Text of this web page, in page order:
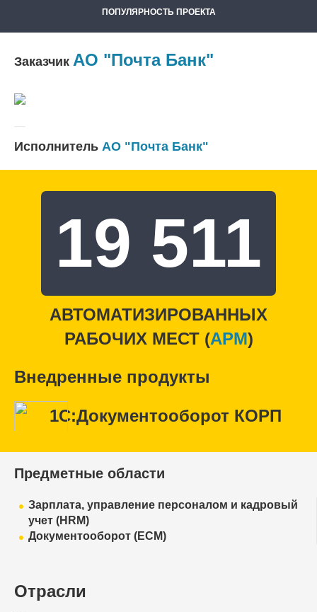
ПОПУЛЯРНОСТЬ ПРОЕКТА
Заказчик АО "Почта Банк"
Исполнитель АО "Почта Банк"
19 511
АВТОМАТИЗИРОВАННЫХ
РАБОЧИХ МЕСТ (APM)
Внедренные продукты
1С:Документооборот КОРП
Предметные области
Зарплата, управление персоналом и кадровый
учет (HRM)
Документооборот (ECM)
Отрасли